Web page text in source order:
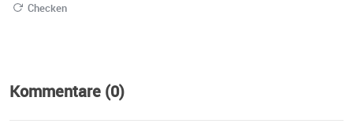
Checken
Kommentare (0)